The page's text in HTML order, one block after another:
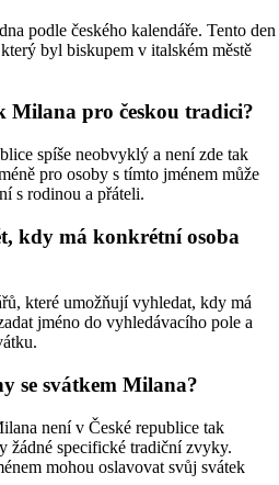
podle českého kalendáře. Tento den
byl biskupem v italském městě
Milana pro českou tradici?
spíše neobvyklý a není zde tak
pro osoby s tímto jménem může
s rodinou a přáteli.
kdy má konkrétní osoba
které umožňují vyhledat, kdy má
jméno do vyhledávacího pole a
se svátkem Milana?
není v České republice tak
žádné specifické tradiční zvyky.
mohou oslavovat svůj svátek